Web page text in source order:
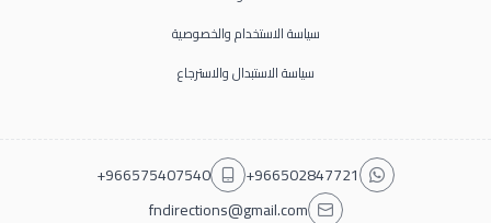
سياسة الاستخدام والخصوصية
سياسة الاستبدال والاسترجاع
+966502847721
+966575407540
fndirections@gmail.com